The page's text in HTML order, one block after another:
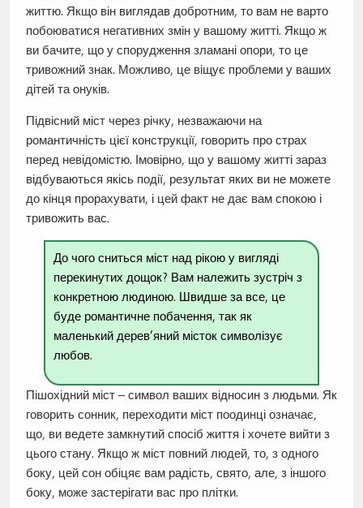
життю. Якщо він виглядав добротним, то вам не варто
побоюватися негативних змін у вашому житті. Якщо ж
ви бачите, що у спорудження зламані опори, то це
тривожний знак. Можливо, це віщує проблеми у ваших
дітей та онуків.
Підвісний міст через річку, незважаючи на
романтичність цієї конструкції, говорить про страх
перед невідомістю. Імовірно, що у вашому житті зараз
відбуваються якісь події, результат яких ви не можете
до кінця прорахувати, і цей факт не дає вам спокою і
тривожить вас.
До чого сниться міст над рікою у вигляді
перекинутих дощок? Вам належить зустріч з
конкретною людиною. Швидше за все, це
буде романтичне побачення, так як
маленький дерев’яний місток символізує
любов.
Пішохідний міст – символ ваших відносин з людьми. Як
говорить сонник, переходити міст поодинці означає,
що, ви ведете замкнутий спосіб життя і хочете вийти з
цього стану. Якщо ж міст повний людей, то, з одного
боку, цей сон обіцяє вам радість, свято, але, з іншого
боку, може застерігати вас про плітки.